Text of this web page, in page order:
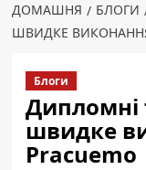
ДОМАШНЯ БЛОГИ
ШВИДКЕ ВИКОНАННЯ
Блоги
Дипломні
швидке
Pracuemo